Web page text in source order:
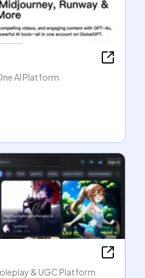
AI Platform
& UGC Platform